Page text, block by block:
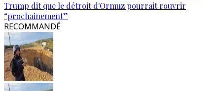
Trump dit que le détroit d'Ormuz pourrait rouvrir
“prochainement”
RECOMMANDÉ